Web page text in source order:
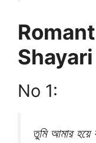
Shayari
No 1:
তুমি আমার হয়ে